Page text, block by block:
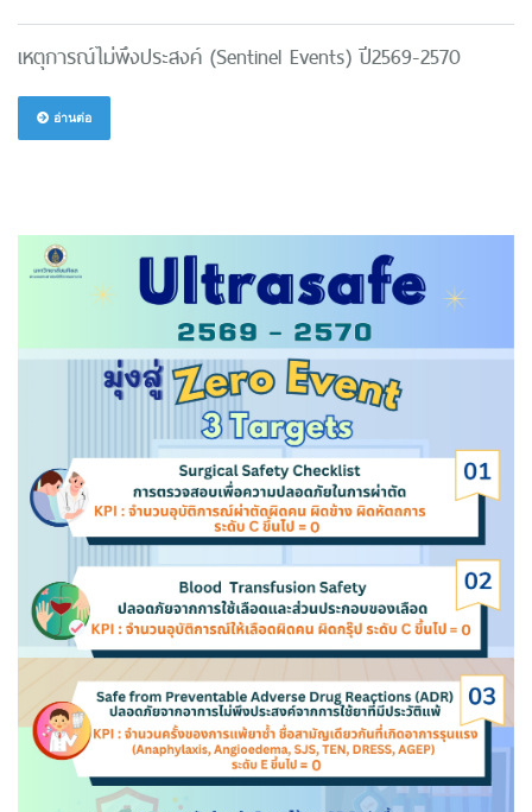
เหตุการณ์ไม่พึงประสงค์ (Sentinel Events) ปี2569-2570
อ่านต่อ